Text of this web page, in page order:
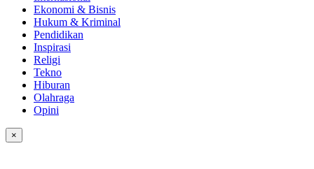
Ekonomi & Bisnis
Hukum & Kriminal
Pendidikan
Inspirasi
Religi
Tekno
Hiburan
Olahraga
Opini
×